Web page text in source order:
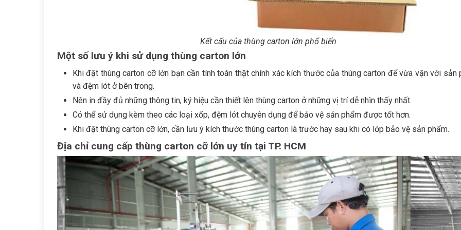
Kết cấu của thùng carton lớn phổ biến
Một số lưu ý khi sử dụng thùng carton lớn
Khi đặt thùng carton cỡ lớn bạn cần tính toán thật chính xác kích thước của thùng carton để vừa vặn với sản
và đệm lót ở bên trong.
Nên in đầy đủ những thông tin, ký hiệu cần thiết lên thùng carton ở những vị trí dễ nhìn thấy nhất.
Có thể sử dụng kèm theo các loại xốp, đệm lót chuyên dụng để bảo vệ sản phẩm được tốt hơn.
Khi đặt thùng carton cỡ lớn, cần lưu ý kích thước thùng carton là trước hay sau khi có lớp bảo vệ sản phẩm.
Địa chỉ cung cấp thùng carton cỡ lớn uy tín tại TP. HCM